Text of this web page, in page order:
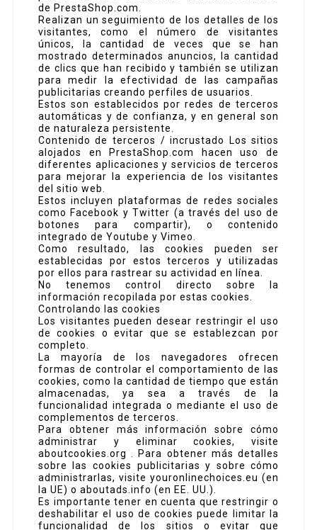
de PrestaShop.com.
Realizan un seguimiento de los detalles de los
visitantes, como el número de visitantes
únicos, la cantidad de veces que se han
mostrado determinados anuncios, la cantidad
de clics que han recibido y también se utilizan
para medir la efectividad de las campañas
publicitarias creando perfiles de usuarios.
Estos son establecidos por redes de terceros
automáticas y de confianza, y en general son
de naturaleza persistente.
Contenido de terceros / incrustado Los sitios
alojados en PrestaShop.com hacen uso de
diferentes aplicaciones y servicios de terceros
para mejorar la experiencia de los visitantes
del sitio web.
Estos incluyen plataformas de redes sociales
como Facebook y Twitter (a través del uso de
botones para compartir), o contenido
integrado de Youtube y Vimeo.
Como resultado, las cookies pueden ser
establecidas por estos terceros y utilizadas
por ellos para rastrear su actividad en línea.
No tenemos control directo sobre la
información recopilada por estas cookies.
Controlando las cookies
Los visitantes pueden desear restringir el uso
de cookies o evitar que se establezcan por
completo.
La mayoría de los navegadores ofrecen
formas de controlar el comportamiento de las
cookies, como la cantidad de tiempo que están
almacenadas, ya sea a través de la
funcionalidad integrada o mediante el uso de
complementos de terceros.
Para obtener más información sobre cómo
administrar y eliminar cookies, visite
aboutcookies.org . Para obtener más detalles
sobre las cookies publicitarias y sobre cómo
administrarlas, visite youronlinechoices.eu (en
la UE) o aboutads.info (en EE. UU.).
Es importante tener en cuenta que restringir o
deshabilitar el uso de cookies puede limitar la
funcionalidad de los sitios o evitar que